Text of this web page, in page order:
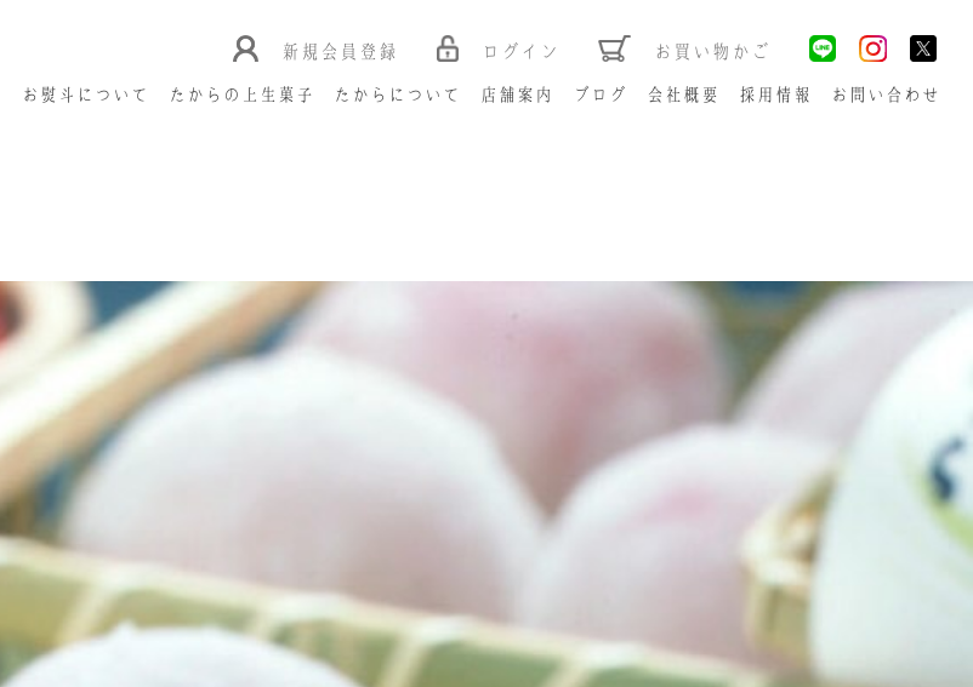
新規会員登録 ログイン お買い物かご
お熨斗について たからの上生菓子 たからについて 店舗案内 ブログ 会社概要 採用情報 お問い合わせ